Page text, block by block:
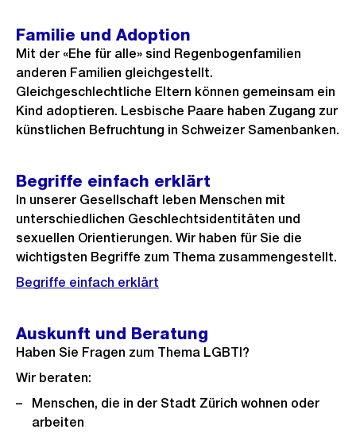
Familie und Adoption
Mit der «Ehe für alle» sind Regenbogenfamilien
anderen Familien gleichgestellt.
Gleichgeschlechtliche Eltern können gemeinsam ein
Kind adoptieren. Lesbische Paare haben Zugang zur
künstlichen Befruchtung in Schweizer Samenbanken.
Begriffe einfach erklärt
In unserer Gesellschaft leben Menschen mit
unterschiedlichen Geschlechtsidentitäten und
sexuellen Orientierungen. Wir haben für Sie die
wichtigsten Begriffe zum Thema zusammengestellt.
Begriffe einfach erklärt
Auskunft und Beratung
Haben Sie Fragen zum Thema LGBTI?
Wir beraten:
Menschen, die in der Stadt Zürich wohnen oder
arbeiten